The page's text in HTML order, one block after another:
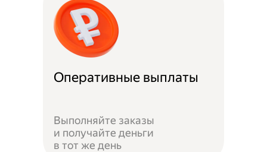
Оперативные выплаты
Выполняйте заказы
и получайте деньги
в тот же день